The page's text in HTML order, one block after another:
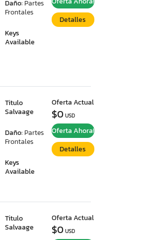
Daño: Partes
Frontales
Keys
Available
Detalles
Titulo
Salvaage
Daño: Partes
Frontales
Keys
Available
Oferta Actual
$0USD
Oferta Ahora!
Detalles
Titulo
Salvaage
Oferta Actual
$0USD